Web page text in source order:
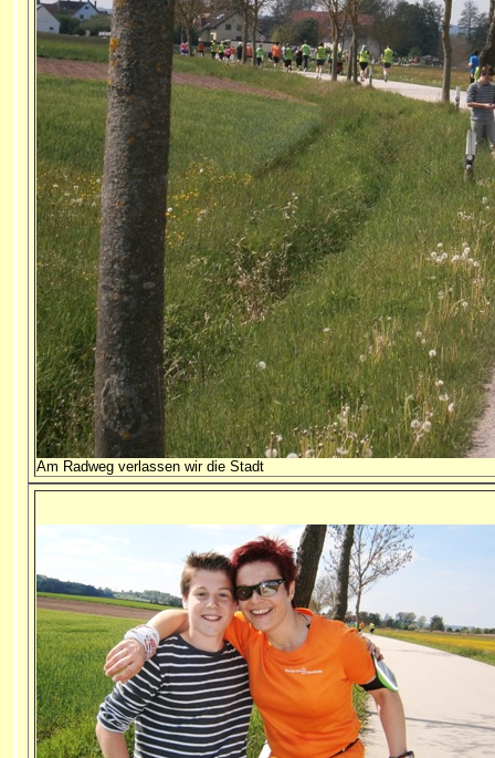
Am Radweg verlassen wir die Stadt